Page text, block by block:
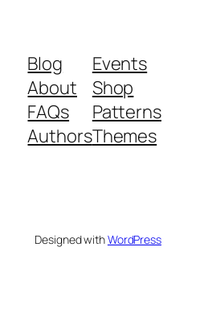
Blog
About
FAQs
Authors
Events
Shop
Patterns
Themes
Designed withWordPress